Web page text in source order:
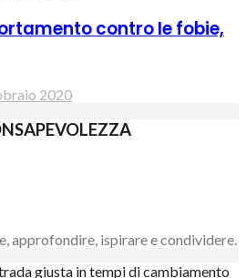
contro le fobie,
2020
approfondire, ispirare e condividere.